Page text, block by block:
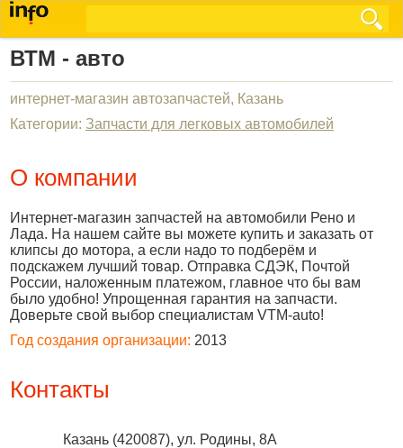
ВТМ - авто
интернет-магазин автозапчастей, Казань
Категории: Запчасти для легковых автомобилей
О компании
Интернет-магазин запчастей на автомобили Рено и
Лада. На нашем сайте вы можете купить и заказать от
клипсы до мотора, а если надо то подберём и
подскажем лучший товар. Отправка СДЭК, Почтой
России, наложенным платежом, главное что бы вам
было удобно! Упрощенная гарантия на запчасти.
Доверьте свой выбор специалистам VTM-auto!
Год создания организации: 2013
Контакты
Казань (420087), ул. Родины, 8А